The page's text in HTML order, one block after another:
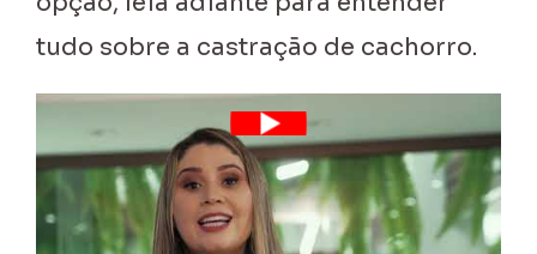
tudo sobre a castração de cachorro.